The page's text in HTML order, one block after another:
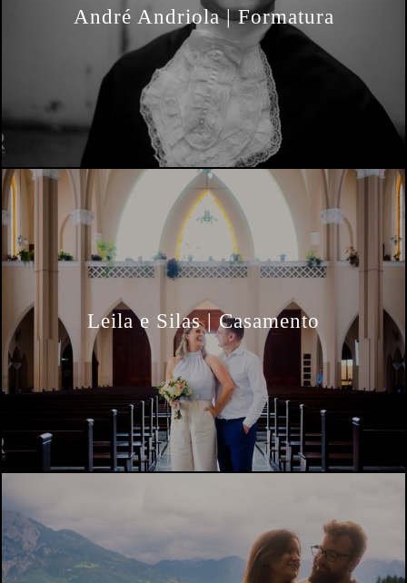
André Andriola | Formatura
Leila e Silas | Casamento